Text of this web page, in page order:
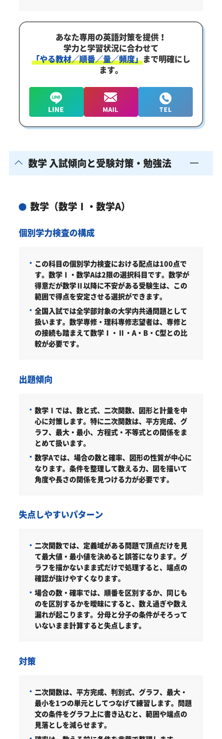
あなた専用の英語対策を提供！
学力と学習状況に合わせて
「やる教材／順番／量／頻度」まで明確にし
ます。
数学 入試傾向と受験対策・勉強法
数学（数学Ⅰ・数学A）
個別学力検査の構成
この科目の個別学力検査における配点は100点で
す。 数学Ⅰ・数学Aは2限の選択科目です。数学が
得意だが数学Ⅱ以降に不安がある受験生は、この
範囲で得点を安定させる選択ができます。
全国入試では全学部対象の大学内共通問題として
扱います。数学専修・理科専修志望者は、専修と
の接続も踏まえて数学Ⅰ・Ⅱ・A・B・C型との比
較が必要です。
出題傾向
数学Ⅰでは、数と式、二次関数、図形と計量を中
心に対策します。特に二次関数は、平方完成、グ
ラフ、最大・最小、方程式・不等式との関係をま
とめて扱います。
数学Aでは、場合の数と確率、図形の性質が中心に
なります。条件を整理して数える力、図を描いて
角度や長さの関係を見つける力が必要です。
失点しやすいパターン
二次関数では、定義域がある問題で頂点だけを見
て最大値・最小値を決めると誤答になります。グ
ラフを描かないまま式だけで処理すると、端点の
確認が抜けやすくなります。
場合の数・確率では、順番を区別するか、同じも
のを区別するかを曖昧にすると、数え過ぎや数え
漏れが起こります。分母と分子の条件がそろって
いないまま計算すると失点します。
対策
二次関数は、平方完成、判別式、グラフ、最大・
最小を1つの単元としてつなげて練習します。問題
文の条件をグラフ上に書き込むと、範囲や端点の
見落としを減らせます。